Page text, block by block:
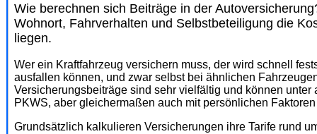
Wie berechnen sich Beiträge in der
Wohnort, Fahrverhalten und Selbstbeteiligung die
liegen.
Wer ein Kraftfahrzeug versichern muss, der wird schnell
ausfallen können, und zwar selbst bei ähnlichen
Versicherungsbeiträge sind sehr vielfältig und können
PKWS, aber gleichermaßen auch mit persönlichen
Grundsätzlich kalkulieren Versicherungen ihre Tarife rund